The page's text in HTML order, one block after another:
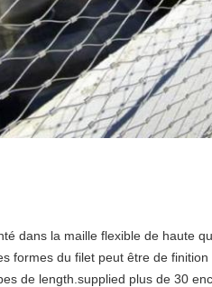
dans la maille flexible de haute
formes du filet peut être de
de length.supplied plus de 30